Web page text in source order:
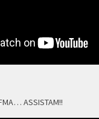
ASSISTAM!!